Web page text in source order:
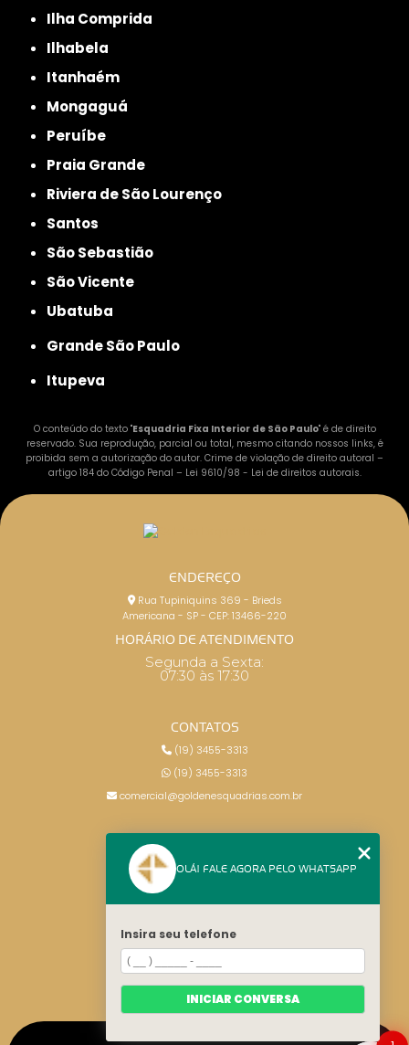
Ilha Comprida
Ilhabela
Itanhaém
Mongaguá
Peruíbe
Praia Grande
Riviera de São Lourenço
Santos
São Sebastião
São Vicente
Ubatuba
Grande São Paulo
Itupeva
O conteúdo do texto "Esquadria Fixa Interior de São Paulo" é de direito
reservado. Sua reprodução, parcial ou total, mesmo citando nossos links, é
proibida sem a autorização do autor. Crime de violação de direito autoral –
artigo 184 do Código Penal – Lei 9610/98 - Lei de direitos autorais.
ENDEREÇO
Rua Tupiniquins 369 - Brieds
Americana - SP - CEP: 13466-220
HORÁRIO DE ATENDIMENTO
Segunda a Sexta:
07:30 às 17:30
CONTATOS
(19) 3455-3313
(19) 3455-3313
comercial@goldenesquadrias.com.br
HOME
CONTATO
CATEGORIAS
MAPA DO SITE
OLÁ! FALE AGORA PELO WHATSAPP
Insira seu telefone
INICIAR CONVERSA